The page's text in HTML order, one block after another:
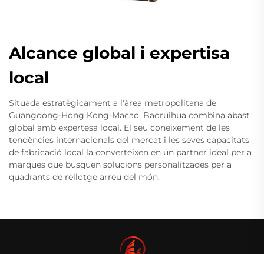
Alcance global i expertisa
local
Situada estratègicament a l'àrea metropolitana de
Guangdong-Hong Kong-Macao, Baoruihua combina abast
global amb expertesa local. El seu coneixement de les
tendències internacionals del mercat i les seves capacitats
de fabricació local la converteixen en un partner ideal per a
marques que busquen solucions personalitzades per a
quadrants de rellotge arreu del món.